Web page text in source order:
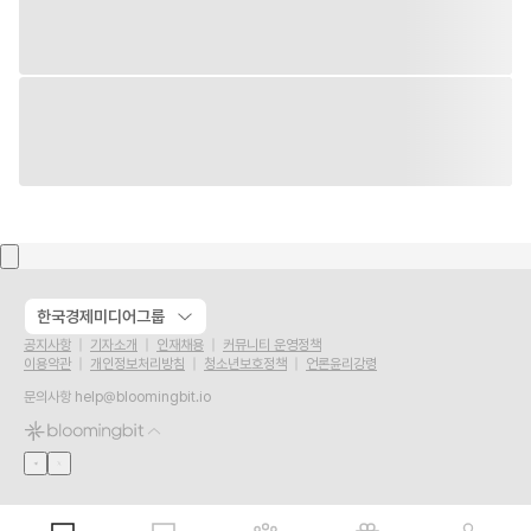
한국경제미디어그룹
공지사항 기자소개 인재채용
커뮤니티 운영정책
이용약관
개인정보처리방침 청소년보호정책
언론윤리강령
문의사항 help@bloomingbit.io